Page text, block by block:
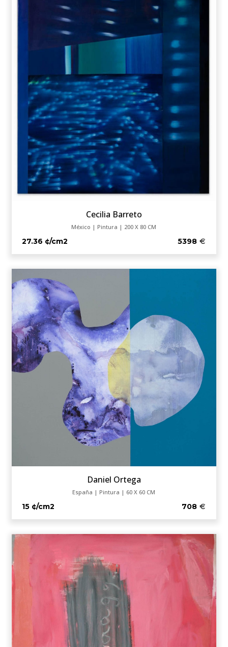
Cecilia Barreto
México | Pintura | 200 X 80 CM
27.36 ¢/cm2 5398
Daniel Ortega
España | Pintura | 60 X 60 CM
15 ¢/cm2 708